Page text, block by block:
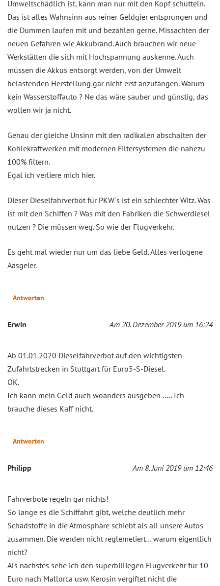
Umweltschädlich ist, kann man nur mit den Kopf schütteln.
Das ist alles Wahnsinn aus reiner Geldgier entsprungen und
die Dummen laufen mit und bezahlen gerne. Missachten der
neuen Gefahren wie Akkubrand. Auch brauchen wir neue
Werkstätten die sich mit Hochspannung auskenne. Auch
müssen die Akkus entsorgt werden, von der Umwelt
belastenden Herstellung gar nicht erst anzufangen. Warum
kein Wasserstoffauto ? Ne das wäre sauber und günstig, das
wollen wir ja nicht.
Genau der gleiche Unsinn mit den radikalen abschalten der
Kohlekraftwerken mit modernen Filtersystemen die nahezu
100% filtern.
Egal ich verliere mich hier.
Dieser Dieselfahrverbot für PKW´s ist ein schlechter Witz. Was
ist mit den Schiffen ? Was mit den Fabriken die Schwerdiesel
nutzen ? Die müssen weg. So wie der Flugverkehr.
Es geht mal wieder nur um das liebe Geld. Alles verlogene
Aasgeier.
Antworten
Erwin Am 20. Dezember 2019 um 16:24
Ab 01.01.2020 Dieselfahrverbot auf den wichtigsten
Zufahrtstrecken in Stuttgart für Euro5-S-Diesel.
OK.
Ich kann mein Geld auch woanders ausgeben ….. Ich
brauche dieses Kaff nicht.
Antworten
Philipp Am 8. Juni 2019 um 12:46
Fahrverbote regeln gar nichts!
So lange es die Schiffahrt gibt, welche deutlich mehr
Schadstoffe in die Atmosphäre schiebt als all unsere Autos
zusammen. Die werden nicht reglemetiert… warum eigentlich
nicht?
Als nächstes sehe ich den superbilliegen Flugverkehr für 10
Euro nach Mallorca usw. Kerosin vergiftet nicht die